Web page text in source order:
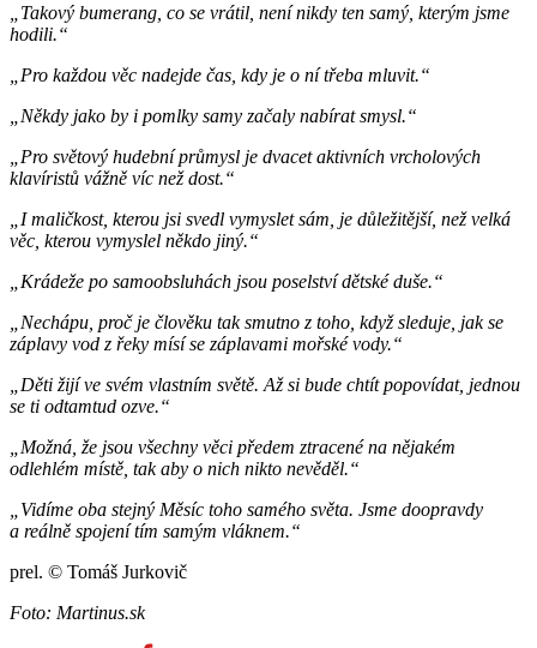
„Takový bumerang, co se vrátil, není nikdy ten samý, kterým jsme
hodili.“
„Pro každou věc nadejde čas, kdy je o ní třeba mluvit.“
„Někdy jako by i pomlky samy začaly nabírat smysl.“
„Pro světový hudební průmysl je dvacet aktivních vrcholových
klavíristů vážně víc než dost.“
„I maličkost, kterou jsi svedl vymyslet sám, je důležitější, než velká
věc, kterou vymyslel někdo jiný.“
„Krádeže po samoobsluhách jsou poselství dětské duše.“
„Nechápu, proč je člověku tak smutno z toho, když sleduje, jak se
záplavy vod z řeky mísí se záplavami mořské vody.“
„Děti žijí ve svém vlastním světě. Až si bude chtít popovídat, jednou
se ti odtamtud ozve.“
„Možná, že jsou všechny věci předem ztracené na nějakém
odlehlém místě, tak aby o nich nikto nevěděl.“
„Vidíme oba stejný Měsíc toho samého světa. Jsme doopravdy
a reálně spojení tím samým vláknem.“
prel. © Tomáš Jurkovič
Foto: Martinus.sk